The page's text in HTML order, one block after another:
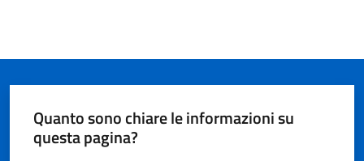
Quanto sono chiare le informazioni su
questa pagina?